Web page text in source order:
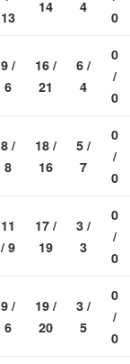
13
14
4
0
9 /
6
16 /
21
6 /
4
0
/
0
8 /
8
18 /
16
5 /
7
0
/
0
11
/ 9
17 /
19
3 /
3
0
/
0
9 /
6
19 /
20
3 /
5
0
/
0